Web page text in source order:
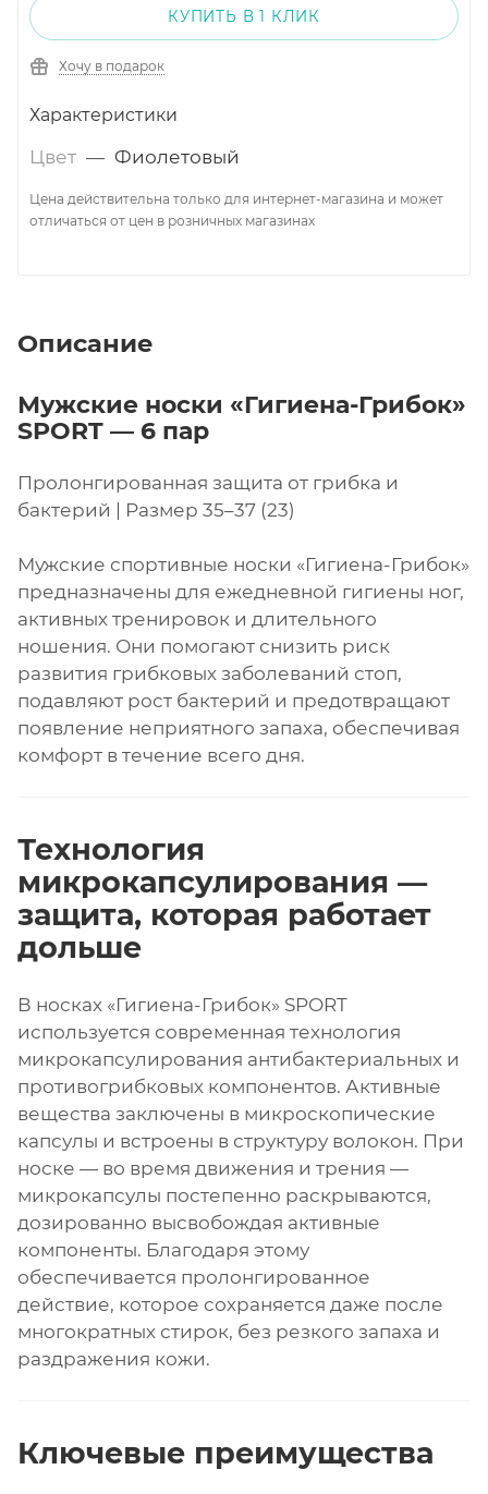
КУПИТЬ В 1 КЛИК
Хочу в подарок
Характеристики
Цвет — Фиолетовый
Цена действительна только для интернет-магазина и может
отличаться от цен в розничных магазинах
Описание
Мужские носки «Гигиена-Грибок»
SPORT — 6 пар
Пролонгированная защита от грибка и
бактерий | Размер 35–37 (23)
Мужские спортивные носки «Гигиена-Грибок»
предназначены для ежедневной гигиены ног,
активных тренировок и длительного
ношения. Они помогают снизить риск
развития грибковых заболеваний стоп,
подавляют рост бактерий и предотвращают
появление неприятного запаха, обеспечивая
комфорт в течение всего дня.
Технология
микрокапсулирования —
защита, которая работает
дольше
В носках «Гигиена-Грибок» SPORT
используется современная технология
микрокапсулирования антибактериальных и
противогрибковых компонентов. Активные
вещества заключены в микроскопические
капсулы и встроены в структуру волокон. При
носке — во время движения и трения —
микрокапсулы постепенно раскрываются,
дозированно высвобождая активные
компоненты. Благодаря этому
обеспечивается пролонгированное
действие, которое сохраняется даже после
многократных стирок, без резкого запаха и
раздражения кожи.
Ключевые преимущества